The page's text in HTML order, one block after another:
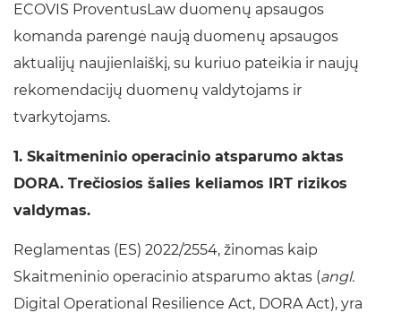
ECOVIS ProventusLaw duomenų apsaugos
komanda parengė naują duomenų apsaugos
aktualijų naujienlaiškį, su kuriuo pateikia ir naujų
rekomendacijų duomenų valdytojams ir
tvarkytojams.
1. Skaitmeninio operacinio atsparumo aktas
DORA. Trečiosios šalies keliamos IRT rizikos
valdymas.
Reglamentas (ES) 2022/2554, žinomas kaip
Skaitmeninio operacinio atsparumo aktas (angl.
Digital Operational Resilience Act, DORA Act), yra